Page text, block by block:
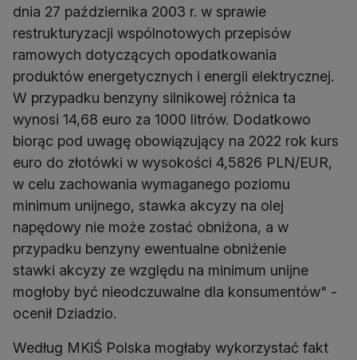
dnia 27 października 2003 r. w sprawie
restrukturyzacji wspólnotowych przepisów
ramowych dotyczących opodatkowania
produktów energetycznych i energii elektrycznej.
W przypadku benzyny silnikowej różnica ta
wynosi 14,68 euro za 1000 litrów. Dodatkowo
biorąc pod uwagę obowiązujący na 2022 rok kurs
euro do złotówki w wysokości 4,5826 PLN/EUR,
w celu zachowania wymaganego poziomu
minimum unijnego, stawka akcyzy na olej
napędowy nie może zostać obniżona, a w
przypadku benzyny ewentualne obniżenie
stawki akcyzy ze względu na minimum unijne
mogłoby być nieodczuwalne dla konsumentów" -
ocenił Dziadzio.
Według MKiŚ Polska mogłaby wykorzystać fakt